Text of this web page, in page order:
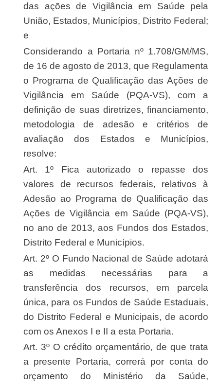
das ações de Vigilância em Saúde pela
União, Estados, Municípios, Distrito Federal;
e
Considerando a Portaria nº 1.708/GM/MS,
de 16 de agosto de 2013, que Regulamenta
o Programa de Qualificação das Ações de
Vigilância em Saúde (PQA-VS), com a
definição de suas diretrizes, financiamento,
metodologia de adesão e critérios de
avaliação dos Estados e Municípios,
resolve:
Art. 1º Fica autorizado o repasse dos
valores de recursos federais, relativos à
Adesão ao Programa de Qualificação das
Ações de Vigilância em Saúde (PQA-VS),
no ano de 2013, aos Fundos dos Estados,
Distrito Federal e Municípios.
Art. 2º O Fundo Nacional de Saúde adotará
as medidas necessárias para a
transferência dos recursos, em parcela
única, para os Fundos de Saúde Estaduais,
do Distrito Federal e Municipais, de acordo
com os Anexos I e II a esta Portaria.
Art. 3º O crédito orçamentário, de que trata
a presente Portaria, correrá por conta do
orçamento do Ministério da Saúde,